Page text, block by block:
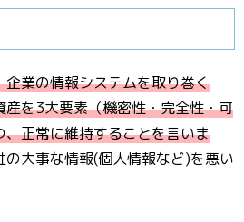
業の情報システムを取り巻く
を3大要素（機密性・完全性・可
正常に維持することを言いま
大事な情報(個人情報など)を悪い